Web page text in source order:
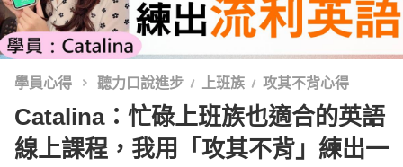
學員心得 聽力口說進步 上班族 攻其不背心得
Catalina：忙碌上班族也適合的英語
線上課程，我用「攻其不背」練出一